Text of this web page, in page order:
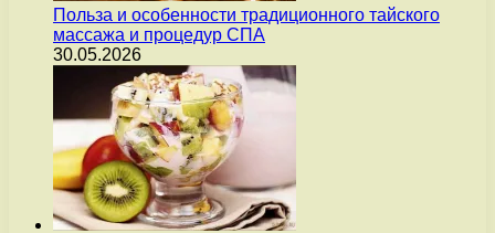
Польза и особенности традиционного тайского
массажа и процедур СПА
30.05.2026